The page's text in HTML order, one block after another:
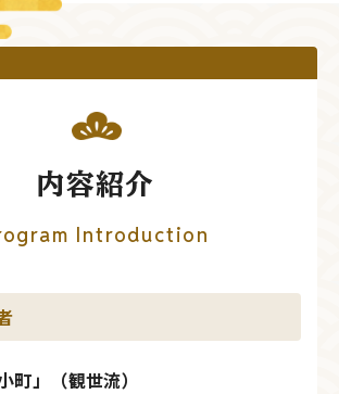
内容紹介
Introduction
町」（観世流）